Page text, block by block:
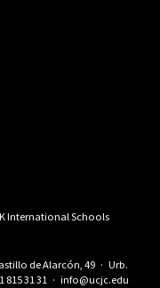
de Alarcón, 49 · Urb.
815 31 31 · info@ucjc.edu